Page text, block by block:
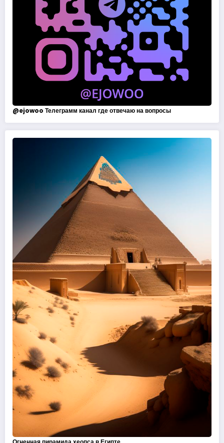
@ejowoo Телеграмм канал где отвечаю на вопросы